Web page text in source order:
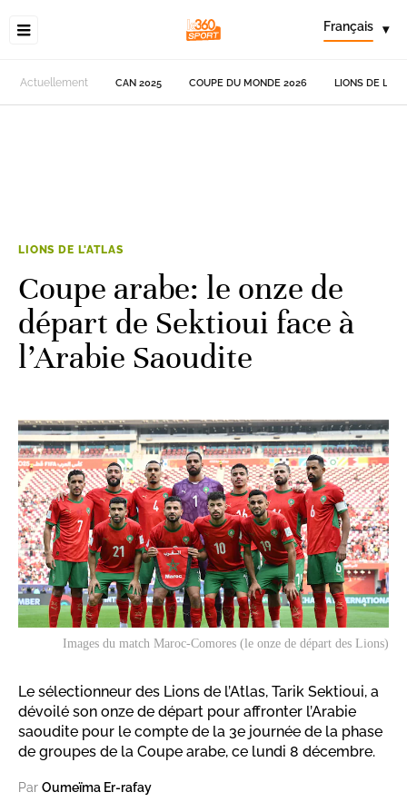
Français ▾
Actuellement CAN 2025 COUPE DU MONDE 2026 LIONS DE
LIONS DE L'ATLAS
Coupe arabe: le onze de
départ de Sektioui face à
l’Arabie Saoudite
Images du match Maroc-Comores (le onze de départ des Lions)
Le sélectionneur des Lions de l’Atlas, Tarik Sektioui, a
dévoilé son onze de départ pour affronter l’Arabie
saoudite pour le compte de la 3e journée de la phase
de groupes de la Coupe arabe, ce lundi 8 décembre.
Par Oumeïma Er-rafay